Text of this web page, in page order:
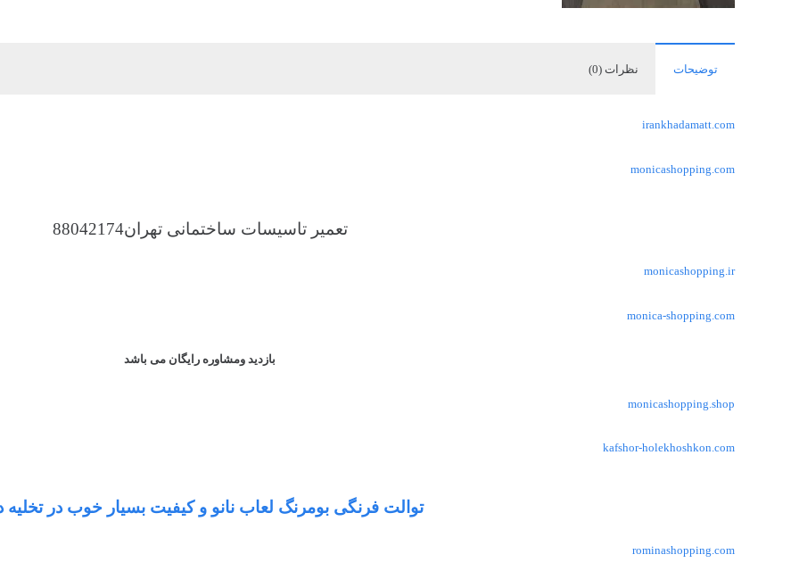
توضیحات نظرات (0)
irankhadamatt.com
monicashopping.com
تعمیر تاسیسات ساختمانی تهران88042174
monicashopping.ir
monica-shopping.com
بازدید ومشاوره رایگان می باشد
monicashopping.shop
kafshor-holekhoshkon.com
توالت فرنگی بومرنگ لعاب نانو و کیفیت بسیار خوب در تخلیه
rominashopping.com